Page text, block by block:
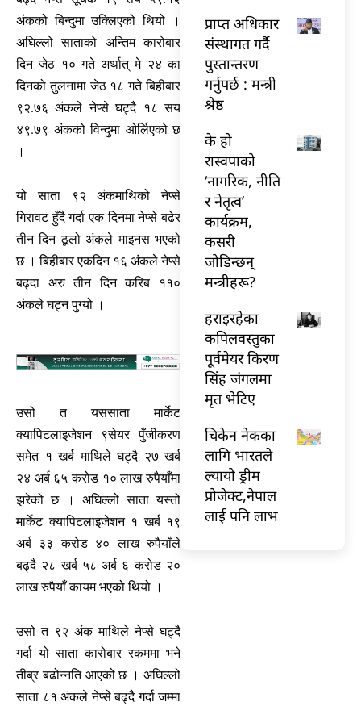
अंकको बिन्दुमा उक्लिएको थियो ।
अघिल्लो साताको अन्तिम कारोबार
दिन जेठ १० गते अर्थात् मे २४ का
दिनको तुलनामा जेठ १८ गते बिहीबार
९२.७६ अंकले नेप्से घट्दै १८ सय
४९.७९ अंकको विन्दुमा ओर्लिएको छ
।
यो साता ९२ अंकमाथिको नेप्से
गिरावट हुँदै गर्दा एक दिनमा नेप्से बढेर
तीन दिन ठूलो अंकले माइनस भएको
छ । बिहीबार एकदिन १६ अंकले नेप्से
बढ्दा अरु तीन दिन करिब ११०
अंकले घट्न पुग्यो ।
उसो त यससाता मार्केट
क्यापिटलाइजेशन ९सेयर पुँजीकरण
समेत १ खर्ब माथिले घट्दै २७ खर्ब
२४ अर्ब ६५ करोड १० लाख रुपैयाँमा
झरेको छ । अघिल्लो साता यस्तो
मार्केट क्यापिटलाइजेशन १ खर्ब १९
अर्ब ३३ करोड ४० लाख रुपैयाँले
बढ्दै २८ खर्ब ५८ अर्ब ६ करोड २०
लाख रुपैयाँ कायम भएको थियो ।
उसो त ९२ अंक माथिले नेप्से घट्दै
गर्दा यो साता कारोबार रकममा भने
तीब्र बढोन्नति आएको छ । अघिल्लो
साता ८१ अंकले नेप्से बढ्दै गर्दा जम्मा
प्राप्त अधिकार
संस्थागत गर्दै
पुस्तान्तरण
गर्नुपर्छ : मन्त्री
श्रेष्ठ
के हो
रास्वपाको
‘नागरिक, नीति
र नेतृत्व’
कार्यक्रम,
कसरी
जोडिन्छन्
मन्त्रीहरू?
हराइरहेका
कपिलवस्तुका
पूर्वमेयर किरण
सिंह जंगलमा
मृत भेटिए
चिकेन नेकका
लागि भारतले
ल्यायो ड्रीम
प्रोजेक्ट,नेपाल
लाई पनि लाभ